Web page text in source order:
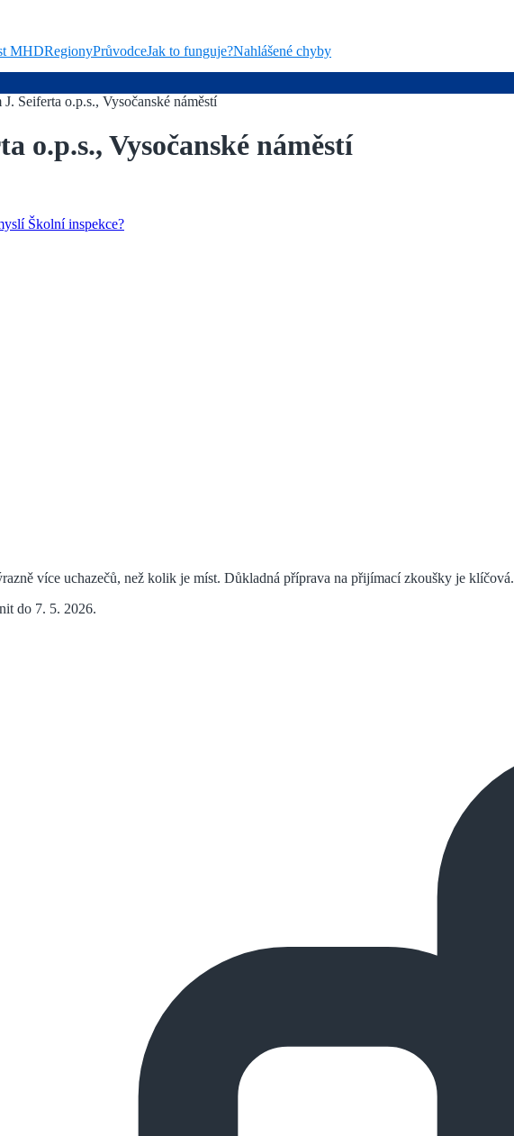
MHDRegionyPrůvodceJak to funguje?Nahlášené chyby
Seiferta o.p.s., Vysočanské náměstí
o.p.s., Vysočanské náměstí
Školní inspekce?
více uchazečů, než kolik je míst. Důkladná příprava na přijímací zkoušky je klíčová.
do 7. 5. 2026.